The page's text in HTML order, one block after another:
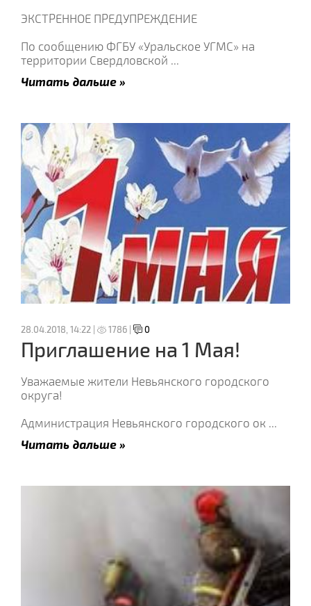
ЭКСТРЕННОЕ ПРЕДУПРЕЖДЕНИЕ
По сообщению ФГБУ «Уральское УГМС» на
территории Свердловской ...
Читать дальше »
28.04.2018, 14:22 | 1786 | 0
Приглашение на 1 Мая!
Уважаемые жители Невьянского городского
округа!
Администрация Невьянского городского ок ...
Читать дальше »